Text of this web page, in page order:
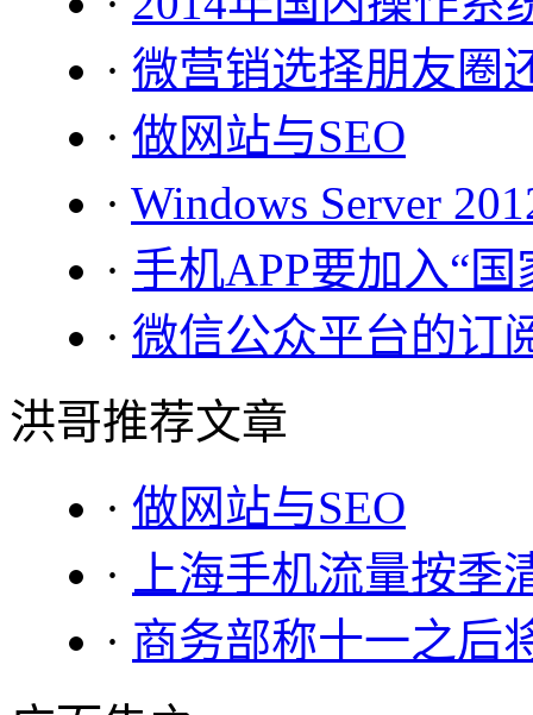
· 微营销选择朋友圈
· 做网站与SEO
· Windows Server
· 手机APP要加入“
· 微信公众平台的订
洪哥推荐文章
· 做网站与SEO
·
上海手机流量按
· 商务部称十一之后